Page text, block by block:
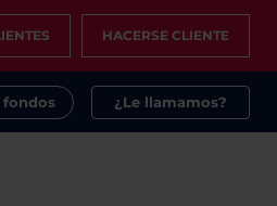
HACERSE CLIENTE
fondos ¿Le llamamos?